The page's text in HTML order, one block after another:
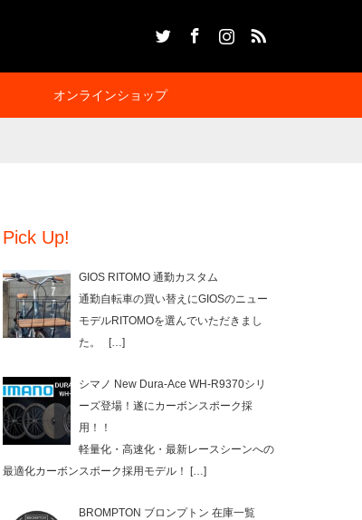
オンラインショップ
Pick Up!
GIOS RITOMO 通勤カスタム
通勤自転車の買い替えにGIOSのニュー
モデルRITOMOを選んでいただきまし
た。
[…]
シマノ New Dura-Ace WH-R9370シリ
ーズ登場！遂にカーボンスポーク採
用！！
軽量化・高速化・最新レースシーンへの
最適化カーボンスポーク採用モデル！
[…]
BROMPTON ブロンプトン 在庫一覧